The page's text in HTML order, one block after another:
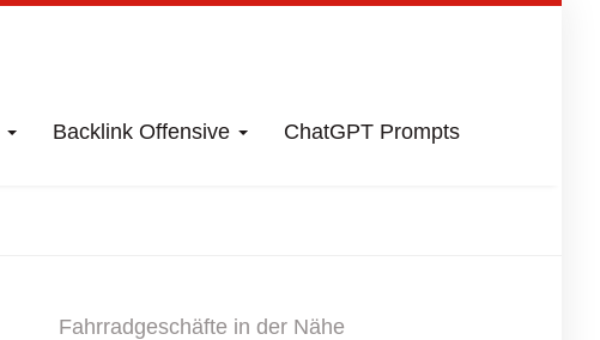
Backlink Offensive ChatGPT Prompts
Fahrradgeschäfte in der Nähe